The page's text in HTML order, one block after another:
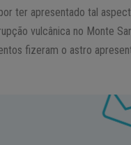
ter apresentado tal
vulcânica no Monte
fizeram o astro